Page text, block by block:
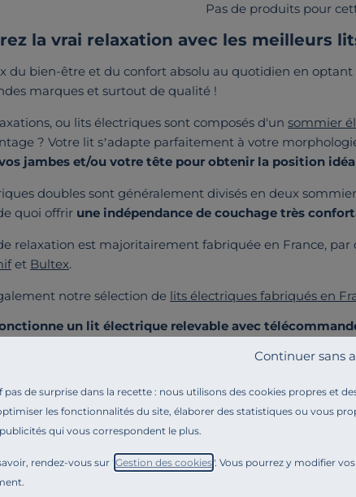
pas de surprise dans la recette : nous utilisons des cookies propres et
les fonctionnalités du site, élaborer des statistiques ou vous
qui vous correspondent le plus.
rendez-vous sur "Gestion des cookies". Vous pourrez y modifier
Continuer sans
Pas de produits pour
la vrai relaxation avec les meilleurs
du bien-être et du confort absolu au quotidien en
marques et surtout de qualité !
ou lits électriques sont composés d'un sommier
? Votre lit s’adapte parfaitement à votre
jambes et/ou votre tête pour obtenir la position
doubles sont généralement divisés en deux
quoi offrir une indépendance de couchage très
relaxation est majoritairement fabriquée en France,
et Bultex.
notre sélection de lits électriques fabriqués en
un lit électrique relevable avec
matelas : comment bien choisir un lit électrique
matelas pour un lit électrique ?
dans un lit électrique double ?
hauteur d'un lit électrique ?
meilleure marque de lit électrique ?